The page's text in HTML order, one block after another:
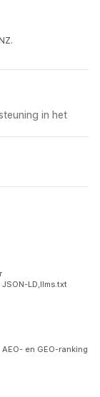
in het
LD,llms.txt
AEO- en GEO-ranking